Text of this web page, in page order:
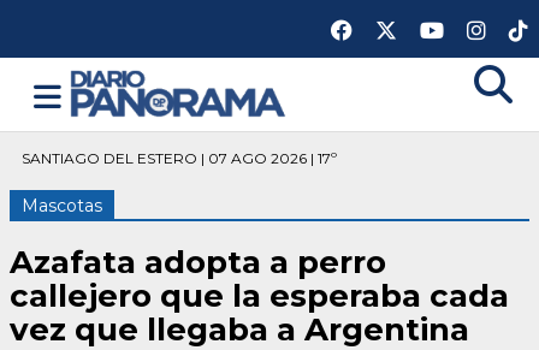
SANTIAGO DEL ESTERO | 07 AGO 2026 | 17º
Mascotas
Azafata adopta a perro
callejero que la esperaba cada
vez que llegaba a Argentina